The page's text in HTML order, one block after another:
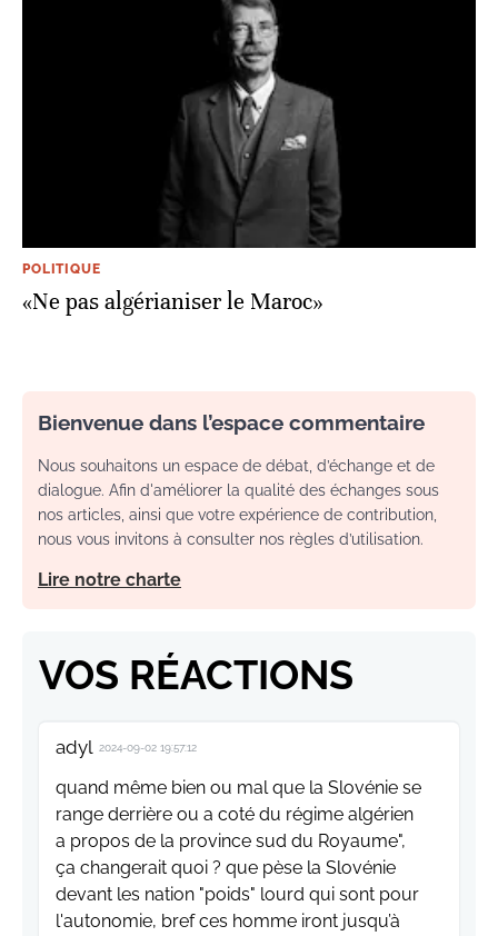
POLITIQUE
«Ne pas algérianiser le Maroc»
Bienvenue dans l’espace commentaire
Nous souhaitons un espace de débat, d’échange et de
dialogue. Afin d'améliorer la qualité des échanges sous
nos articles, ainsi que votre expérience de contribution,
nous vous invitons à consulter nos règles d’utilisation.
Lire notre charte
VOS RÉACTIONS
adyl 2024-09-02 19:57:12
quand même bien ou mal que la Slovénie se
range derrière ou a coté du régime algérien
a propos de la province sud du Royaume",
ça changerait quoi ? que pèse la Slovénie
devant les nation "poids" lourd qui sont pour
l'autonomie, bref ces homme iront jusqu’à